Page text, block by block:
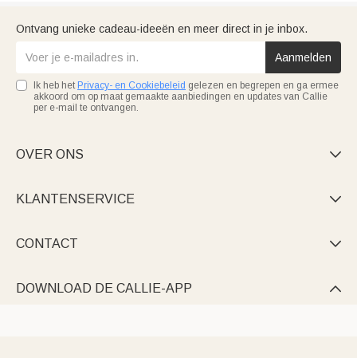
Ontvang unieke cadeau-ideeën en meer direct in je inbox.
Aanmelden
Ik heb het Privacy- en Cookiebeleid gelezen en begrepen en ga ermee
akkoord om op maat gemaakte aanbiedingen en updates van Callie
per e-mail te ontvangen.
OVER ONS 
KLANTENSERVICE 
CONTACT 
DOWNLOAD DE CALLIE-APP 